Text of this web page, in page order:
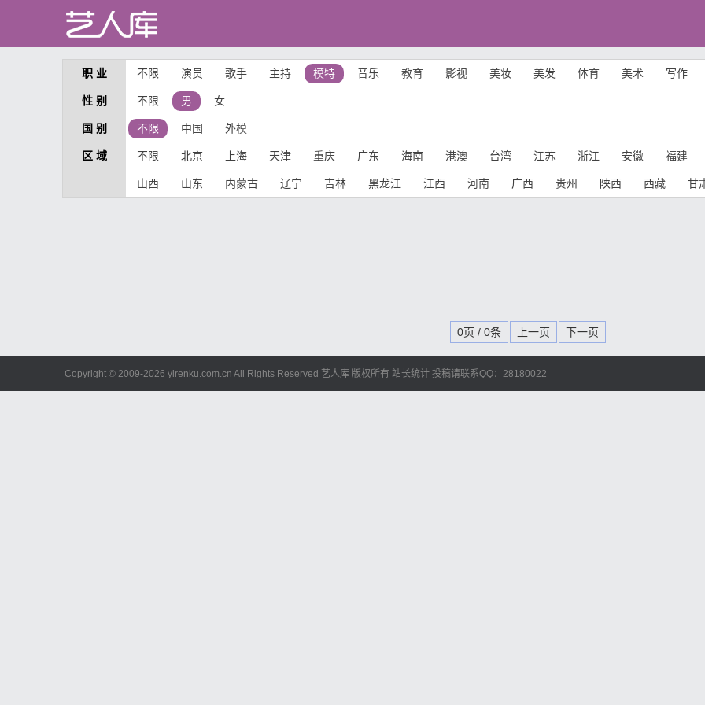
职 业 不限 演员 歌手 主持 模特 音乐 教育 影视 美妆 美发 体育 美术 写作
性 别 不限 男 女
国 别 不限 中国 外模
区 域 不限 北京 上海 天津 重庆 广东 海南 港澳 台湾 江苏 浙江 安徽 福建
山西 山东 内蒙古 辽宁 吉林 黑龙江 江西 河南 广西 贵州 陕西 西藏 甘
0页 / 0条 上一页 下一页
Copyright © 2009-2026 yirenku.com.cn All Rights Reserved 艺人库 版权所有 站长统计 投稿请联系QQ：28180022